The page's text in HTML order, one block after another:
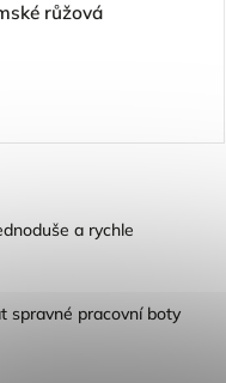
růžová
a rychle
spravné pracovní boty